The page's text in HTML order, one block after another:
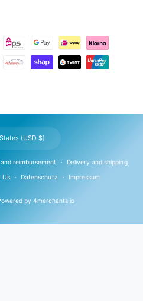
by 4merchants.io
reimbursement Delivery and shipping
Us Datenschutz Impressum
United States (USD $)